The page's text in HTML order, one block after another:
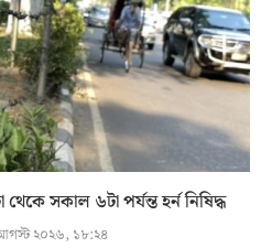
সকাল ৬টা পর্যন্ত হর্ন নিষিদ্ধ
২০২৬, ১৮:২৪